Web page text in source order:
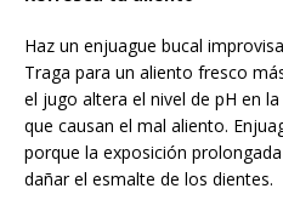
Haz un enjuague bucal
Traga para un aliento fresco
el jugo altera el nivel de pH en
que causan el mal aliento.
porque la exposición
dañar el esmalte de los dientes.